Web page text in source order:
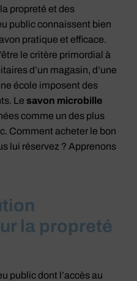
propreté et des
public connaissent bien
pratique et efficace.
le critère primordial à
d’un magasin, d’une
école imposent des
Le savon microbille
comme un des plus
Comment acheter le bon
lui réservez ? Apprenons
la propreté
public dont l’accès au